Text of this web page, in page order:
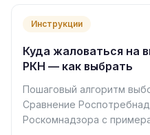
Инструкции
Куда жаловаться на
РКН — как выбрать
Пошаговый алгоритм
Сравнение
Роскомнадзора с